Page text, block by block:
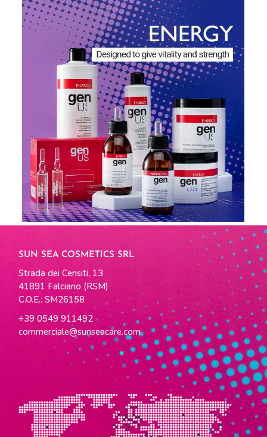
SUN SEA COSMETICS SRL
Strada dei Censiti, 13
41891 Falciano (RSM)
C.O.E.: SM26158
+39 0549 911492
commerciale@sunseacare.com